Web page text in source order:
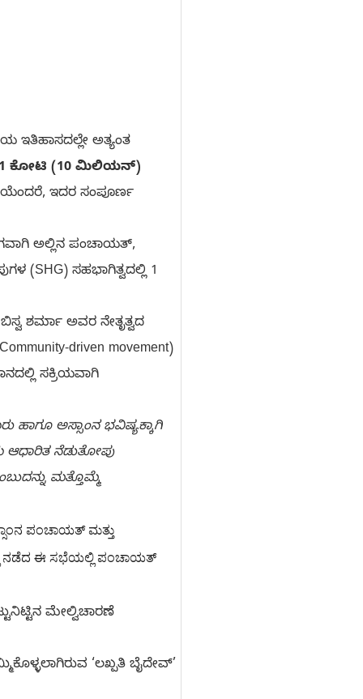
ಇತಿಹಾಸದಲ್ಲೇ ಅತ್ಯಂತ
ಕೋಟಿ (10 ಮಿಲಿಯನ್)
ಇದರ ಸಂಪೂರ್ಣ
ಅಲ್ಲಿನ ಪಂಚಾಯತ್,
(SHG) ಸಹಭಾಗಿತ್ವದಲ್ಲಿ 1
ಶರ್ಮಾ ಅವರ ನೇತೃತ್ವದ
driven movement)
ಸಕ್ರಿಯವಾಗಿ
ಅಸ್ಸಾಂನ ಭವಿಷ್ಯಕ್ಕಾಗಿ
ಆಧಾರಿತ ನೆಡುತೋಪು
ಮತ್ತೊಮ್ಮೆ
ಪಂಚಾಯತ್ ಮತ್ತು
ನಡೆದ ಈ ಸಭೆಯಲ್ಲಿ ಪಂಚಾಯತ್
ಮೇಲ್ವಿಚಾರಣೆ
‘ಲಖ್ಪತಿ ಬೈದೇವ್’